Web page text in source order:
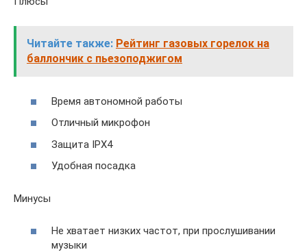
Читайте также: Рейтинг газовых горелок на
баллончик с пьезоподжигом
Время автономной работы
Отличный микрофон
Защита IPX4
Удобная посадка
Минусы
Не хватает низких частот, при прослушивании
музыки